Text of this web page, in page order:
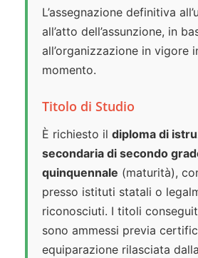
L’assegnazione definitiva
all’atto dell’assunzione, in
all’organizzazione in vigore
momento.
Titolo di Studio
È richiesto il diploma di
secondaria di secondo
quinquennale (maturità),
presso istituti statali o
riconosciuti. I titoli
sono ammessi previa
equiparazione rilasciata